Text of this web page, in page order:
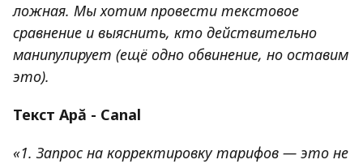
ложная. Мы хотим провести текстовое
сравнение и выяснить, кто действительно
манипулирует (ещё одно обвинение, но оставим
это).
Текст Apă - Canal
«1. Запрос на корректировку тарифов — это не